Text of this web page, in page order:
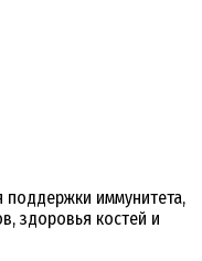
иммунитета,
здоровья костей и